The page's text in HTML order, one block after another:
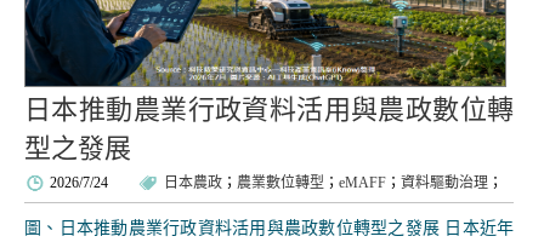
日本推動農業行政資料活用與農政數位轉
型之發展
2026/7/24 日本農政 ； 農業數位轉型 ； eMAFF ； 資料驅動治理 ；
圖、日本推動農業行政資料活用與農政數位轉型之發展 日本近年